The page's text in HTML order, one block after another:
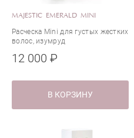
MAJESTIC EMERALD MINI
Расческа Mini для густых жестких
волос, изумруд
12 000 ₽
В КОРЗИНУ